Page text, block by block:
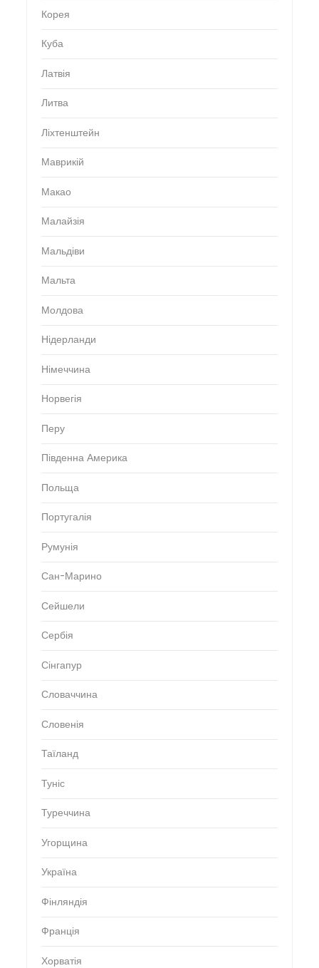
Корея
Куба
Латвія
Литва
Ліхтенштейн
Маврикій
Макао
Малайзія
Мальдіви
Мальта
Молдова
Нідерланди
Німеччина
Норвегія
Перу
Південна Америка
Польща
Португалія
Румунія
Сан-Марино
Сейшели
Сербія
Сінгапур
Словаччина
Словенія
Таїланд
Туніс
Туреччина
Угорщина
Україна
Фінляндія
Франція
Хорватія